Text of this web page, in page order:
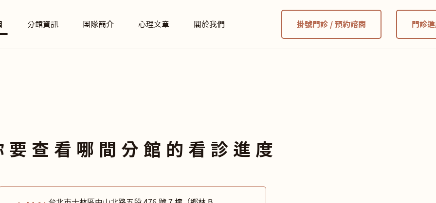
分館資訊 團隊簡介 心理文章 關於我們 掛號門診 / 預約諮商 門診
要查看哪間分館的看診進度